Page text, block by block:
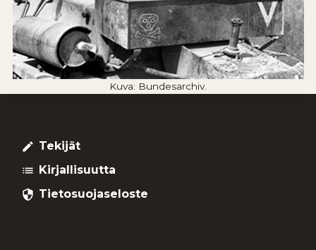
Kuva: Bundesarchiv.
create Tekijät
list Kirjallisuutta
security Tietosuojaseloste